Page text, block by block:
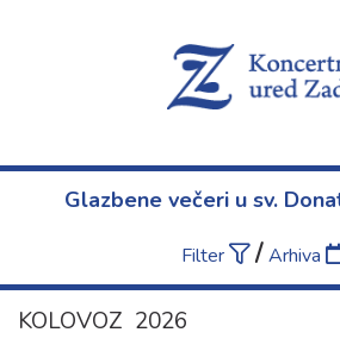
Novo
Glazbene večeri u sv.
Filter /Arhiva
KOLOVOZ 2026